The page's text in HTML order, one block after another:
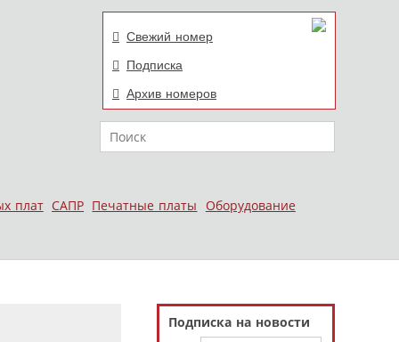
Свежий номер
Подписка
Архив номеров
Поиск
плат САПР Печатные платы
Оборудование
Подписка на новости